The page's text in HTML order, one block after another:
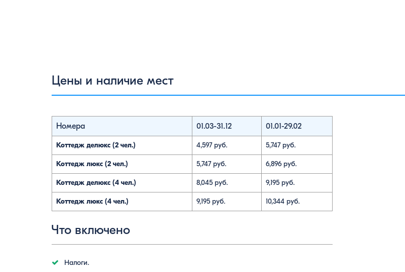
Цены и наличие мест
Номера 01.03-31.12 01.01-29.02
Коттедж делюкс (2 чел.) 4,597 руб. 5,747 руб.
Коттедж люкс (2 чел.) 5,747 руб. 6,896 руб.
Коттедж делюкс (4 чел.) 8,045 руб. 9,195 руб.
Коттедж люкс (4 чел.) 9,195 руб. 10,344 руб.
Что включено
Налоги.